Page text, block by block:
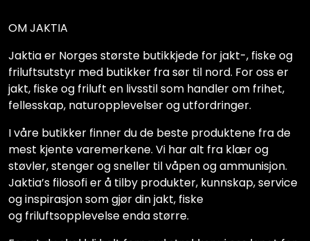
OM JAKTIA
Jaktia er Norges største butikkjede for jakt-, fiske og
friluftsutstyr med butikker fra sør til nord. For oss er
jakt, fiske og friluft en livsstil som handler om frihet,
fellesskap, naturopplevelser og utfordringer.
I våre butikker finner du de beste produktene fra de
mest kjente varemerkene. Vi har alt fra klær og
støvler, stenger og sneller til våpen og ammunisjon.
Jaktia’s filosofi er å tilby produkter, kunnskap, service
og inspirasjon som gjør din jakt, fiske
og friluftsopplevelse enda større.